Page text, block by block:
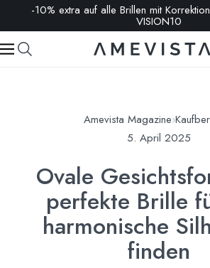
-10% extra auf alle Brillen mit
VISION10
Amevista Magazine›
5. April 2025
Ovale
perfekte Brille
harmonische
finden